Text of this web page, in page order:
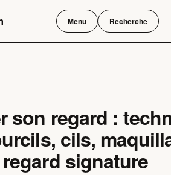
Menu Recherche
son regard :
cils,
signature